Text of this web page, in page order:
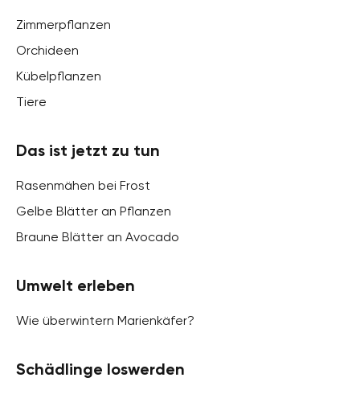
Zimmerpflanzen
Orchideen
Kübelpflanzen
Tiere
Das ist jetzt zu tun
Rasenmähen bei Frost
Gelbe Blätter an Pflanzen
Braune Blätter an Avocado
Umwelt erleben
Wie überwintern Marienkäfer?
Schädlinge loswerden